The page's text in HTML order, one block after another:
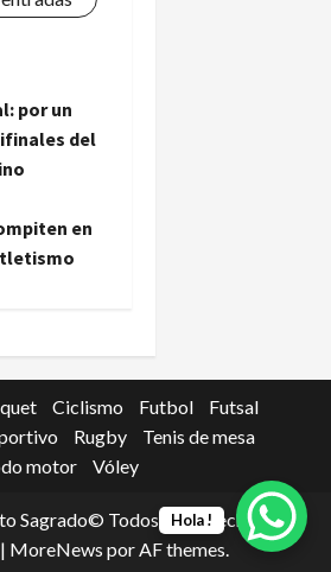
por un
del
en
Ciclismo Futbol
Futsal
Rugby
Tenis de mesa
motor
Vóley
Sagrado© Todos los derechos
| MoreNews por AF themes.
Hola !